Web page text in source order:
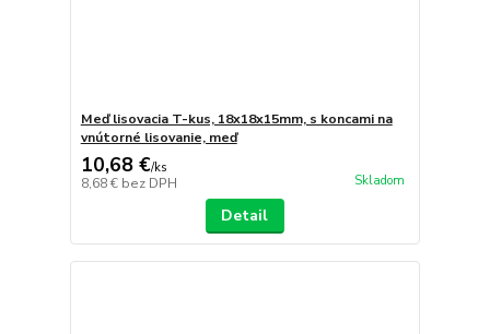
Meď lisovacia T-kus, 18x18x15mm, s koncami na
vnútorné lisovanie, meď
10,68 €/ks
8,68 € bez DPH Skladom
Detail